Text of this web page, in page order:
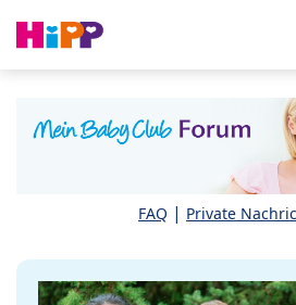
FAQ | Private